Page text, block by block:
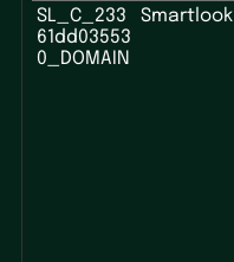
SL_C_233
61dd03553
0_DOMAIN
Smartlook